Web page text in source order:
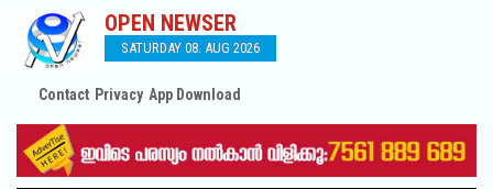
OPEN NEWSER
SATURDAY 08. AUG 2026
Contact Privacy App Download